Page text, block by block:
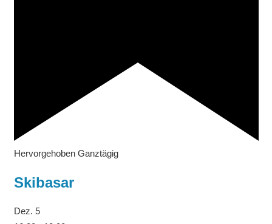
Hervorgehoben Ganztägig
Skibasar
Dez. 5